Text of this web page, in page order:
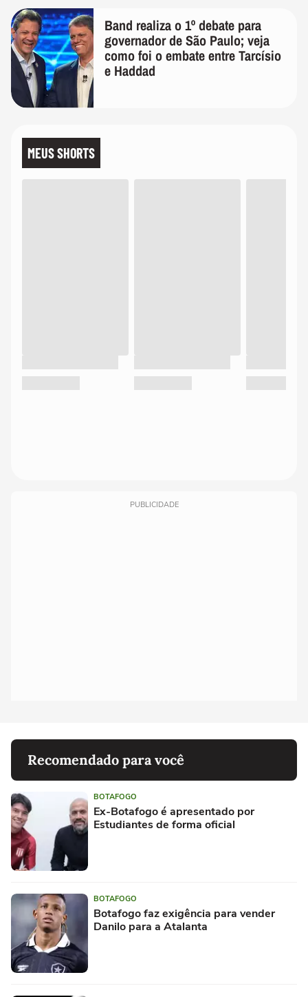
Band realiza o 1º debate para
governador de São Paulo; veja
como foi o embate entre Tarcísio
e Haddad
MEUS SHORTS
PUBLICIDADE
Recomendado para você
BOTAFOGO
Ex-Botafogo é apresentado por
Estudiantes de forma oficial
BOTAFOGO
Botafogo faz exigência para vender
Danilo para a Atalanta